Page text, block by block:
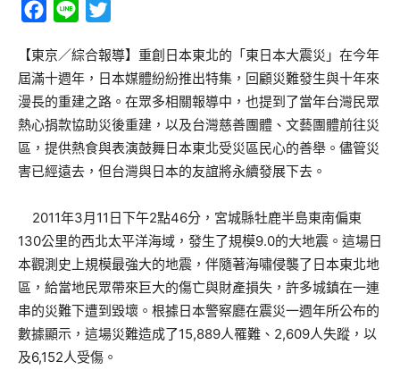
Facebook
Line
【東京／綜合報導】重創日本東北的「東日本大震災」在今年
屆滿十週年，日本媒體紛紛推出特集，回顧災難發生與十年來
漫長的重建之路。在眾多相關報導中，也提到了當年台灣民眾
熱心捐款協助災後重建，以及台灣慈善團體、文藝團體前往災
區，提供熱食與表演鼓舞日本東北受災區民心的善舉。儘管災
害已經遠去，但台灣與日本的友誼將永續發展下去。
2011年3月11日下午2點46分，宮城縣牡鹿半島東南偏東
130公里的西北太平洋海域，發生了規模9.0的大地震。這場日
本觀測史上規模最強大的地震，伴隨著海嘯侵襲了日本東北地
區，給當地民眾帶來巨大的傷亡與財產損失，許多城鎮在一連
串的災難下遭到毀壞。根據日本警察廳在震災一週年所公布的
數據顯示，這場災難造成了15,889人罹難、2,609人失蹤，以
及6,152人受傷。